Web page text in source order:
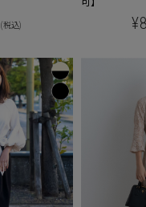
(税込)
可】